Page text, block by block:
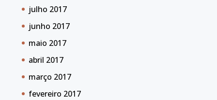
julho 2017
junho 2017
maio 2017
abril 2017
março 2017
fevereiro 2017